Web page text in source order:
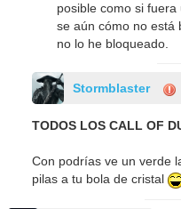
posible como si
se aún cómo no está
no lo he bloqueado.
Stormblaster
TODOS LOS CALL OF
Con podrías ve un verde
pilas a tu bola de cristal